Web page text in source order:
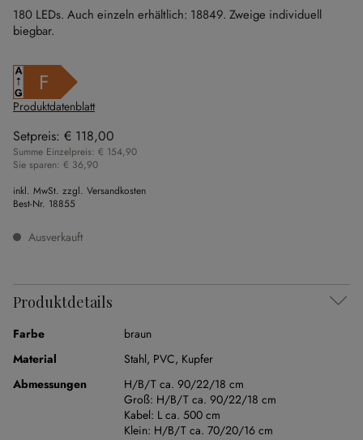
180 LEDs. Auch einzeln erhältlich: 18849. Zweige individuell
biegbar.
F
Produktdatenblatt
Setpreis: € 118,00
Summe Einzelpreis: € 154,90
Sie sparen: € 36,90
inkl. MwSt. zzgl. Versandkosten
Best-Nr. 18855
Ausverkauft
Produktdetails
Farbe
braun
Material
Stahl, PVC, Kupfer
Abmessungen
H/B/T ca. 90/22/18 cm
Groß: H/B/T ca. 90/22/18 cm
Kabel: L ca. 500 cm
Klein: H/B/T ca. 70/20/16 cm